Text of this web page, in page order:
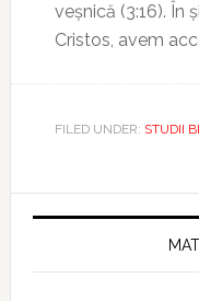
veșnică (3:16). În
Cristos, avem
FILED UNDER: STUDII